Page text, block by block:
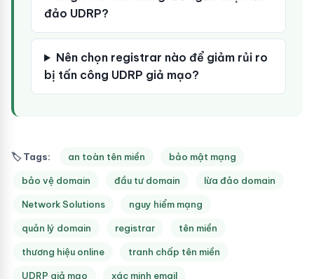
đảo UDRP?
Nên chọn registrar nào để giảm rủi ro
bị tấn công UDRP giả mạo?
🏷 Tags: an toàn tên miền bảo mật mạng
bảo vệ domain đầu tư domain lừa đảo domain
Network Solutions nguy hiểm mạng
quản lý domain registrar tên miền
thương hiệu online tranh chấp tên miền
UDRP giả mạo xác minh email